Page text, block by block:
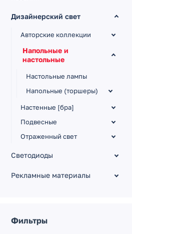
Дизайнерский свет
Авторские коллекции
Напольные и
настольные
Настольные лампы
Напольные (торшеры)
Настенные [бра]
Подвесные
Отраженный свет
Светодиоды
Рекламные материалы
Фильтры